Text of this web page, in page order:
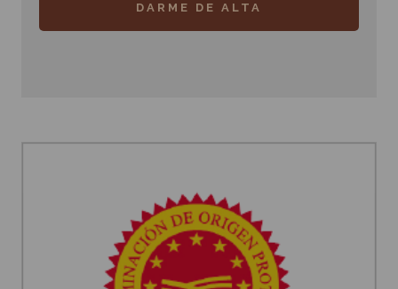
DARME DE ALTA